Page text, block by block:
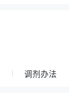
调剂办法